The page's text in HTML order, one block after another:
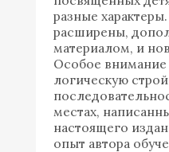
разные
расширены,
материалом, и
Особое
логическую
местах,
настоящего
опыт автора